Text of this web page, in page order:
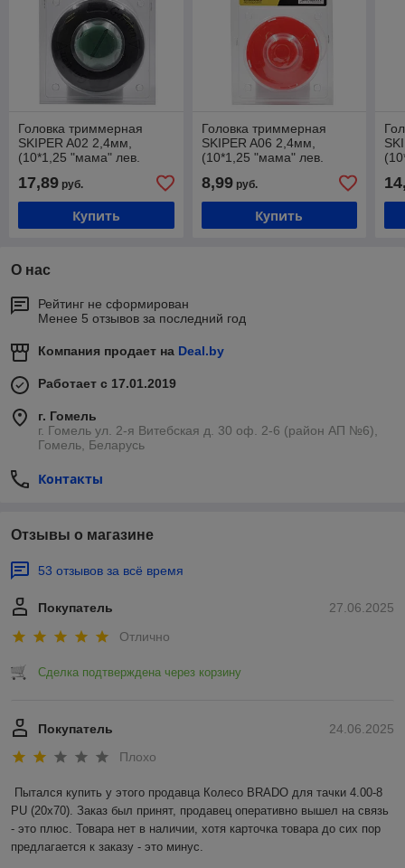
Головка триммерная
SKIPER A02 2,4мм,
(10*1,25 "мама" лев.
(блистр). d 130
17,89 руб.
Купить
Головка триммерная
SKIPER A06 2,4мм,
(10*1,25 "мама" лев.
рез.), 200 гр, (блистр). d
100
8,99руб.
Купить
О нас
Рейтинг не сформирован
Менее 5 отзывов за последний год
Компания продает на Deal.by
Работает с 17.01.2019
г. Гомель
г. Гомель ул. 2-я Витебская д. 30 оф. 2-6 (район АП №6),
Гомель, Беларусь
Контакты
Отзывы о магазине
53 отзывов за всё время
27.06.2025
Покупатель
Отлично
Сделка подтверждена через корзину
24.06.2025
Покупатель
Плохо
Пытался купить у этого продавца Колесо BRADO для тачки 4.00-8
PU (20x70). Заказ был принят, продавец оперативно вышел на связь
- это плюс. Товара нет в наличии, хотя карточка товара до сих пор
предлагается к заказу - это минус.